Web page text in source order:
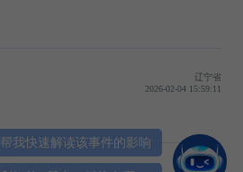
辽宁省
2026-02-04 15:59:11
帮我快速解读该事件的影响